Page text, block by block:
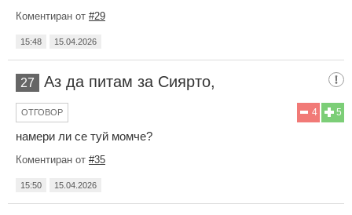
Коментиран от #29
15:48 15.04.2026
27 Аз да питам за Сиярто,
5
4
ОТГОВОР
намери ли се туй момче?
Коментиран от #35
15:50 15.04.2026